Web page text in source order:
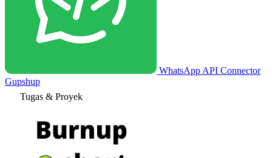
WhatsApp API Connector
Gupshup
Tugas & Proyek